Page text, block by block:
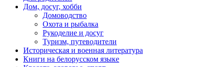
Дом, досуг, хобби
Домоводство
Охота и рыбалка
Рукоделие и досуг
Туризм, путеводители
Историческая и военная литература
Книги на белорусском языке